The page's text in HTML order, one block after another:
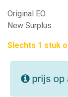
Original EO
New Surplus
Slechts 1 stuk